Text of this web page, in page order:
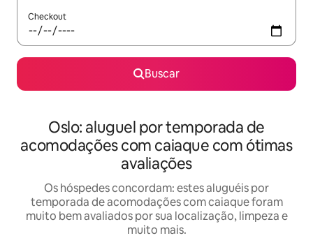
Checkout
Buscar
Oslo: aluguel por temporada de
acomodações com caiaque com ótimas
avaliações
Os hóspedes concordam: estes aluguéis por
temporada de acomodações com caiaque foram
muito bem avaliados por sua localização, limpeza e
muito mais.